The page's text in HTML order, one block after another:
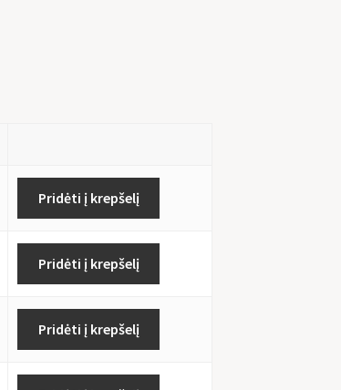
Pridėti į krepšelį
Pridėti į krepšelį
Pridėti į krepšelį